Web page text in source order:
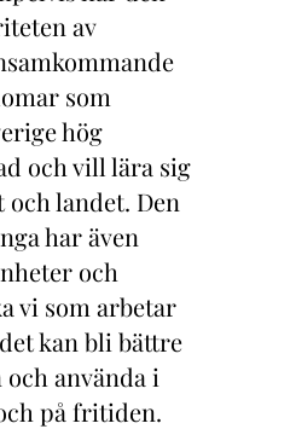
av
som
hög
och vill lära sig
landet. Den
har även
och
vi som arbetar
kan bli bättre
använda i
på fritiden.